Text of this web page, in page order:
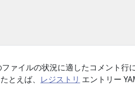
ァイルの状況に適したコメント行
とえば、 レジストリ エントリー